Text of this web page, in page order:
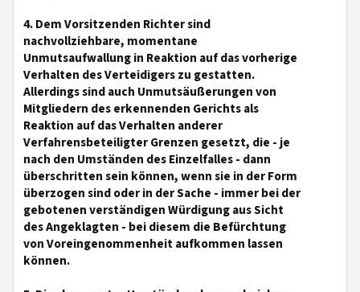
4. Dem Vorsitzenden Richter sind
nachvollziehbare, momentane
Unmutsaufwallung in Reaktion auf das vorherige
Verhalten des Verteidigers zu gestatten.
Allerdings sind auch Unmutsäußerungen von
Mitgliedern des erkennenden Gerichts als
Reaktion auf das Verhalten anderer
Verfahrensbeteiligter Grenzen gesetzt, die - je
nach den Umständen des Einzelfalles - dann
überschritten sein können, wenn sie in der Form
überzogen sind oder in der Sache - immer bei der
gebotenen verständigen Würdigung aus Sicht
des Angeklagten - bei diesem die Befürchtung
von Voreingenommenheit aufkommen lassen
können.